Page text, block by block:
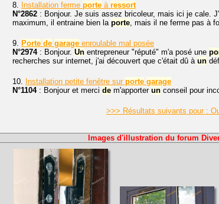
8. Installation ferme porte à ressort
N°2862 : Bonjour. Je suis assez bricoleur, mais ici je cale.
maximum, il entraine bien la porte, mais il ne ferme pas à
9. Porte de garage enroulable mal posée
N°2974: Bonjour. Un entrepreneur "réputé" m'a posé une
recherches sur internet, j'ai découvert que c'était dû à un
10. Installation petite fenêtre sur porte garage
N°1104: Bonjour et merci de m'apporter un conseil pour
>>> Résultats suivants pour :
Images d'illustration du forum